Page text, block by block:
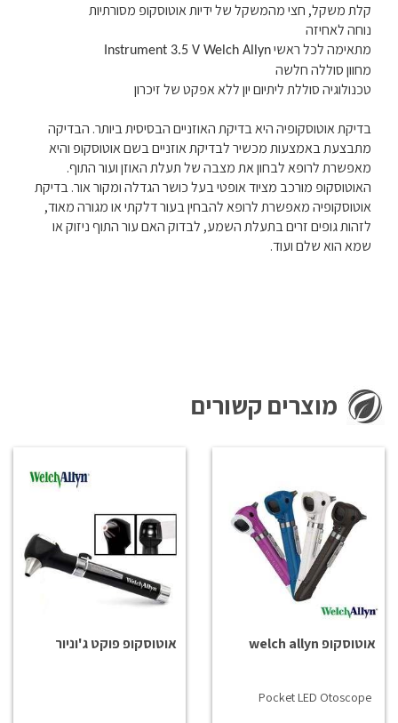
קלת משקל, חצי מהמשקל של ידיות אוטוסקופ מסורתיות
נוחה לאחיזה
מתאימה לכל ראשיInstrument 3.5 V Welch Allyn
מחוון סוללה חלשה
טכנולוגיה סוללת ליתיום יון ללא אפקט של זיכרון
בדיקת אוטוסקופיה היא בדיקת האוזניים הבסיסית ביותר. הבדיקה
מתבצעת באמצעות מכשיר לבדיקת אוזניים בשם אוטוסקופ והיא
מאפשרת לרופא לבחון את מצבה של תעלת האוזן ועור התוף.
האוטוסקופ מורכב מציוד אופטי בעל כושר הגדלה ומקור אור. בדיקת
אוטוסקופיה מאפשרת לרופא להבחין בעור דלקתי או מגורה מאוד,
לזהות גופים זרים בתעלת השמע, לבדוק האם עור התוף ניזוק או
שמא הוא שלם ועוד.
מוצרים קשורים
אוטוסקופ welch allyn
Pocket LED Otoscope
אוטוסקופ פוקט ג'וניור